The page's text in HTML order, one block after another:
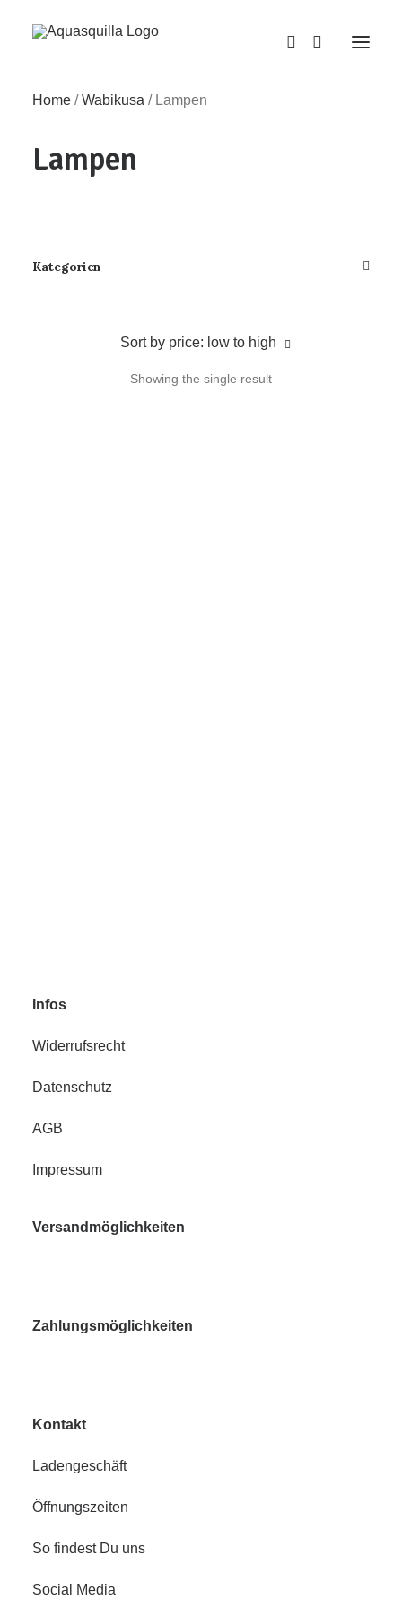
Home /Wabikusa / Lampen
Lampen
Kategorien
Sort by price: low to high
Showing the single result
Infos
Widerrufsrecht
Datenschutz
AGB
Impressum
Versandmöglichkeiten
Zahlungsmöglichkeiten
Kontakt
Ladengeschäft
Öffnungszeiten
So findest Du uns
Social Media